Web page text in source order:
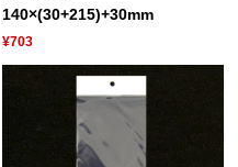
140×(30+215)+30mm
¥703